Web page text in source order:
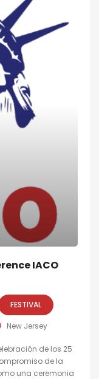
IACO
FESTIVAL
New Jersey
de los 25
de la
una ceremonia